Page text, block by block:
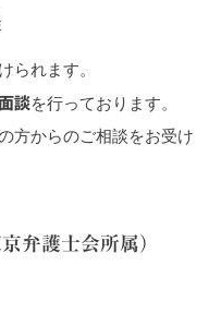
られます。
談を行っております。
方からのご相談をお受け
弁護士会所属）